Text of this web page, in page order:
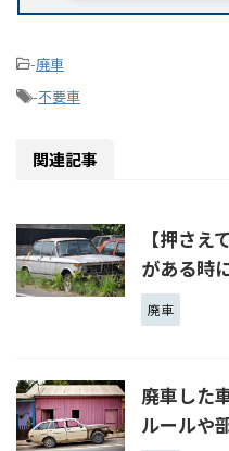
-廃車
-不要車
関連記事
【押さ
がある時
廃車
廃車した
ルールや